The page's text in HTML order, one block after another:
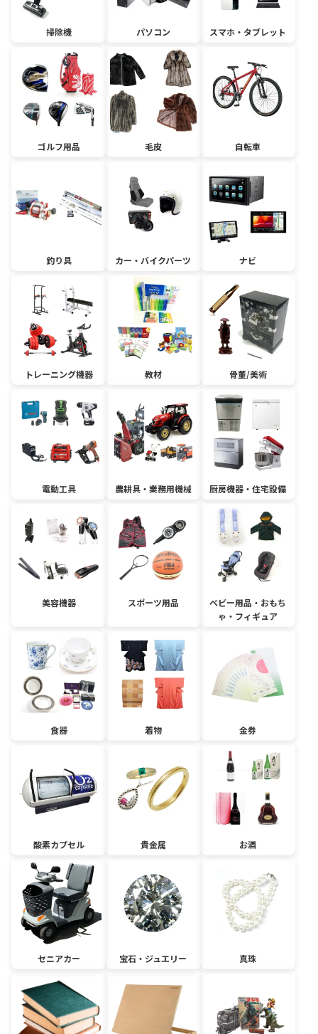
掃除機 パソコン スマホ・タブレット
ゴルフ用品 毛皮 自転車
釣り具 カー・バイクパーツ ナビ
トレーニング機器 教材 骨董/美術
電動工具 農耕具・業務用機械 厨房機器・住宅設備
美容機器 スポーツ用品
ベビー用品・おもち
ゃ・フィギュア
食器 着物 金券
酸素カプセル 貴金属 お酒
セニアカー 宝石・ジュエリー 真珠